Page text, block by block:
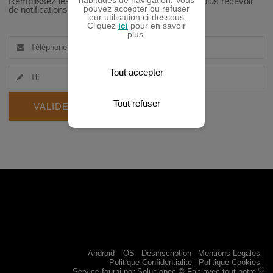
de notifications de notre service.
VALIDER
Android iOS Desinscription
Mentions Legales
Politique Confidentialite
Politique Cookies
pouvez accepter ou refuser
leur utilisation ci-dessous.
Cliquez ici pour en savoir
plus.
Tout accepter
Tout refuser